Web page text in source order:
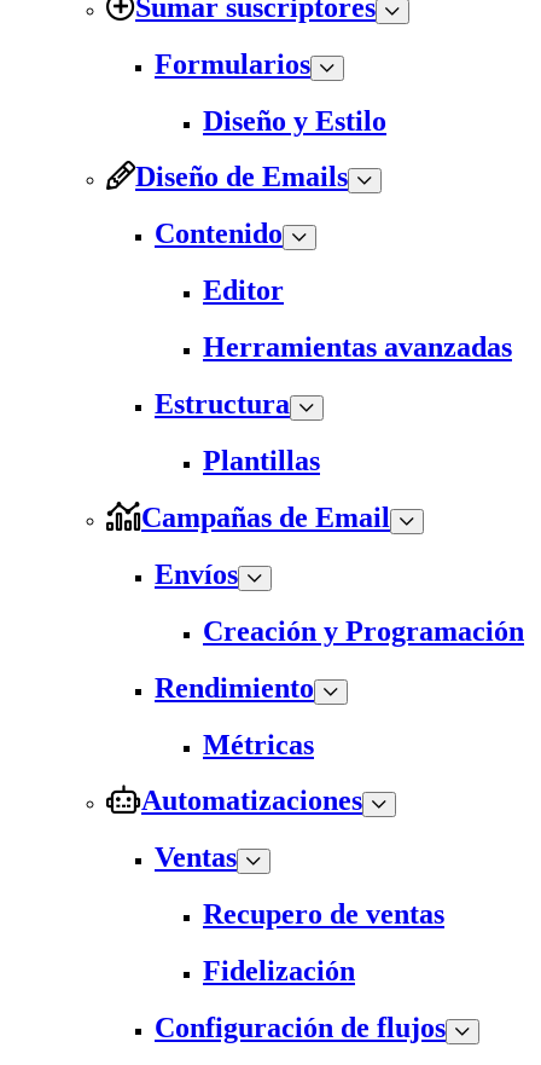
Sumar suscriptores
Formularios
Diseño y Estilo
Diseño de Emails
Contenido
Editor
Herramientas avanzadas
Estructura
Plantillas
Campañas de Email
Envíos
Creación y Programación
Rendimiento
Métricas
Automatizaciones
Ventas
Recupero de ventas
Fidelización
Configuración de flujos